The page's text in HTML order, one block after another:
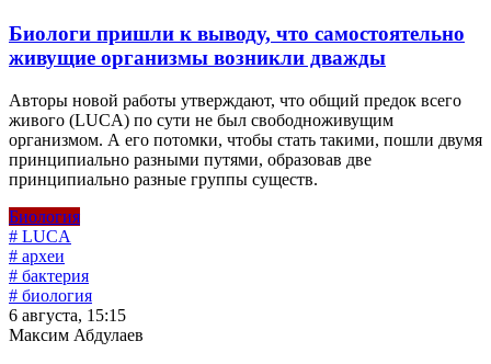
Биологи пришли к выводу, что самостоятельно
живущие организмы возникли дважды
Авторы новой работы утверждают, что общий предок всего
живого (LUCA) по сути не был свободноживущим
организмом. А его потомки, чтобы стать такими, пошли двумя
принципиально разными путями, образовав две
принципиально разные группы существ.
Биология
# LUCA
# археи
# бактерия
# биология
6 августа, 15:15
Максим Абдулаев